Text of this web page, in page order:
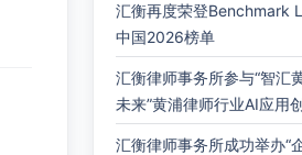
汇衡再度荣登Benchmark
中国2026榜单
汇衡律师事务所参与“智汇
未来”黄浦律师行业AI应用
汇衡律师事务所成功举办“